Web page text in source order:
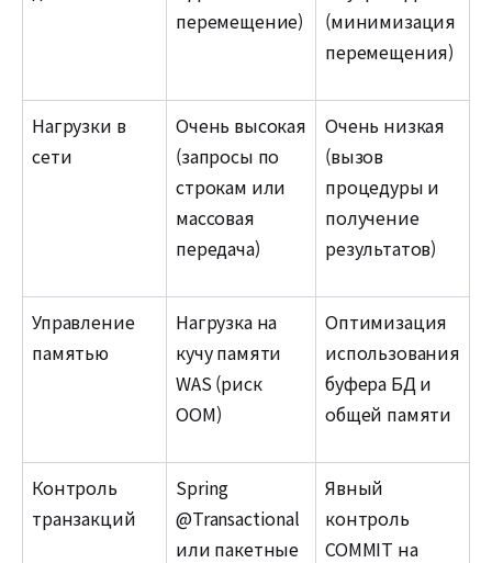
перемещение)
(минимизация
перемещения)
Нагрузки в
сети
Очень высокая
(запросы по
строкам или
массовая
передача)
Очень низкая
(вызов
процедуры и
получение
результатов)
Управление
памятью
Нагрузка на
кучу памяти
WAS (риск
OOM)
Оптимизация
использования
буфера БД и
общей памяти
Контроль
транзакций
Spring
@Transactional
или пакетные
Явный
контроль
COMMIT на